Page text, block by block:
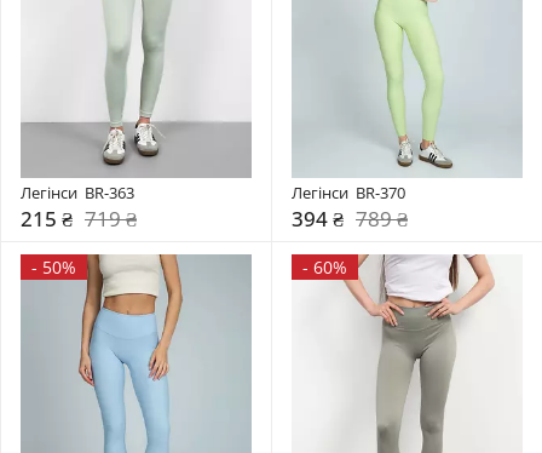
Легінси  BR-363
215 ₴ 719 ₴
Легінси  BR-370
394 ₴ 789 ₴
- 50% - 60%